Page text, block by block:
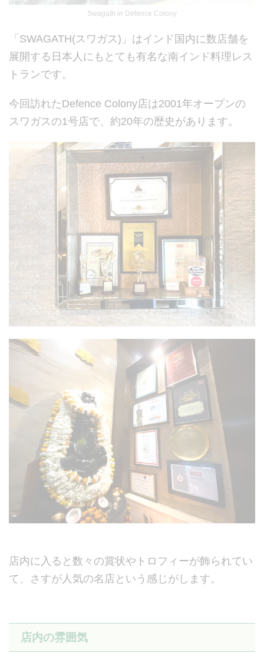
Swagath in Defence Colony
「 SWAGATH(スワガス) 」はインド国内に数店舗を
展開する日本人にもとても有名な南インド料理レス
トランです。
今回訪れたDefence Colony店は2001年オープンの
スワガスの1号店で、約20年の歴史があります。
店内に入ると数々の賞状やトロフィーが飾られてい
て、さすが人気の名店という感じがします。
店内の雰囲気